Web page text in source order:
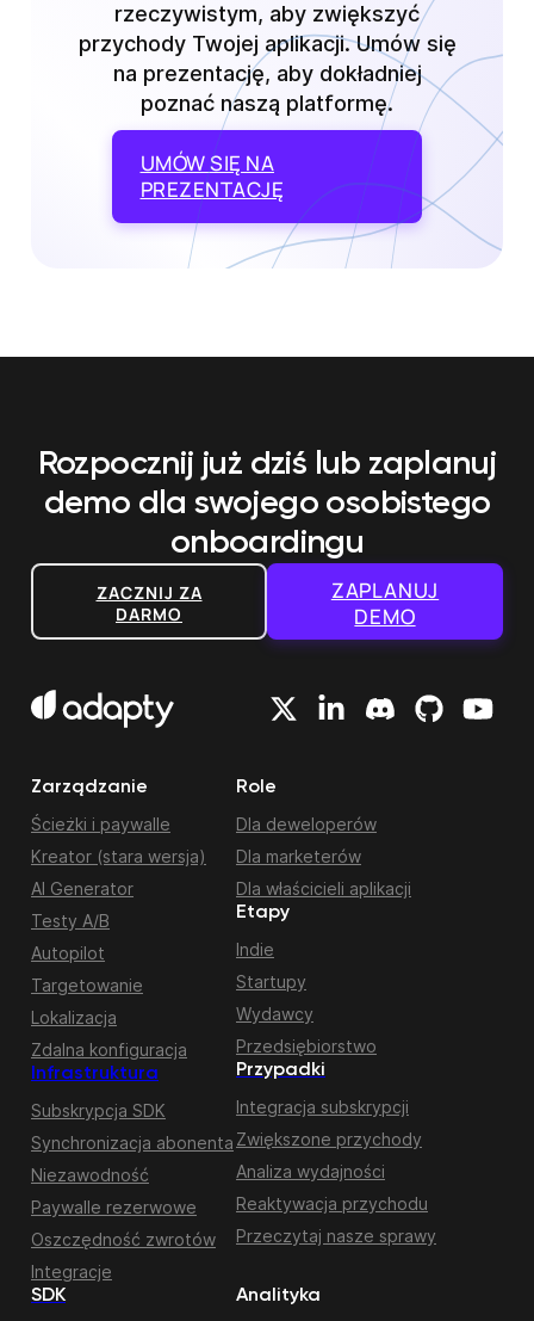
rzeczywistym, aby zwiększyć
przychody Twojej aplikacji. Umów się
na prezentację, aby dokładniej
poznać naszą platformę.
UMÓW SIĘ NA
PREZENTACJĘ
Rozpocznij już dziś lub zaplanuj
demo dla swojego osobistego
onboardingu
ZACZNIJ ZA
DARMO
ZAPLANUJ
DEMO
Zarządzanie
Ścieżki i paywalle
Kreator (stara wersja)
AI Generator
Testy A/B
Autopilot
Targetowanie
Lokalizacja
Zdalna konfiguracja
Infrastruktura
Subskrypcja SDK
Synchronizacja abonenta
Niezawodność
Paywalle rezerwowe
Oszczędność zwrotów
Integracje
Role
Dla deweloperów
Dla marketerów
Dla właścicieli aplikacji
Etapy
Indie
Startupy
Wydawcy
Przedsiębiorstwo
Przypadki
Integracja subskrypcji
Zwiększone przychody
Analiza wydajności
Reaktywacja przychodu
Przeczytaj nasze sprawy
SDK Analityka